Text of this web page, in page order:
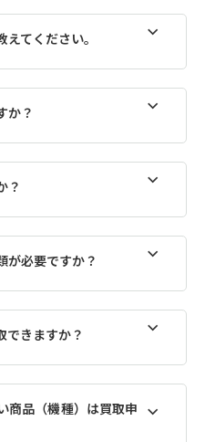
てください。
か？
？
が必要ですか？
できますか？
商品（機種）は買取申